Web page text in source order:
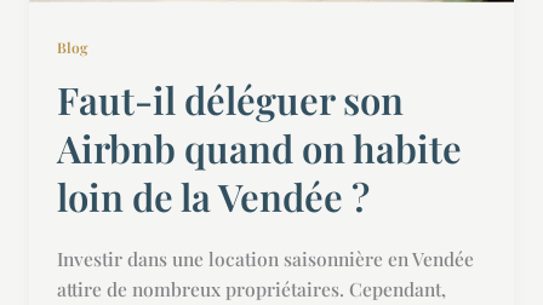
Blog
Faut-il déléguer son
Airbnb quand on habite
loin de la Vendée ?
Investir dans une location saisonnière en Vendée
attire de nombreux propriétaires. Cependant,